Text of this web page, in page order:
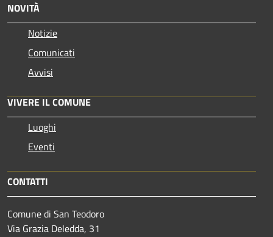
NOVITÀ
Notizie
Comunicati
Avvisi
VIVERE IL COMUNE
Luoghi
Eventi
CONTATTI
Comune di San Teodoro
Via Grazia Deledda, 31